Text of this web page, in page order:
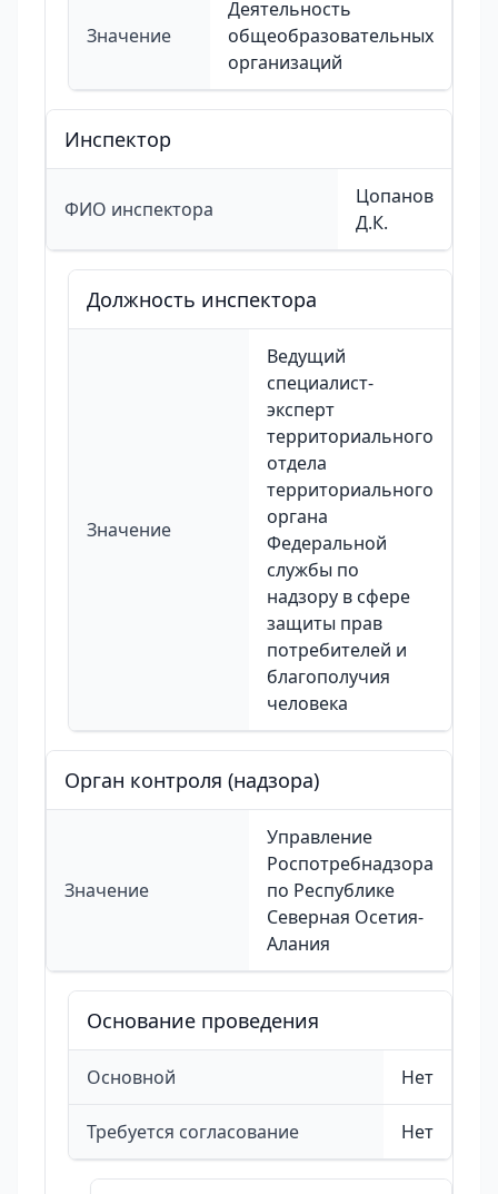
Значение
Деятельность
общеобразовательных
организаций
Инспектор
ФИО инспектора
Цопанов
Д.К.
Должность инспектора
Значение
Ведущий
специалист-
эксперт
территориального
отдела
территориального
органа
Федеральной
службы по
надзору в сфере
защиты прав
потребителей и
благополучия
человека
Орган контроля (надзора)
Значение
Управление
Роспотребнадзора
по Республике
Северная Осетия-
Алания
Основание проведения
Основной Нет
Требуется согласование Нет